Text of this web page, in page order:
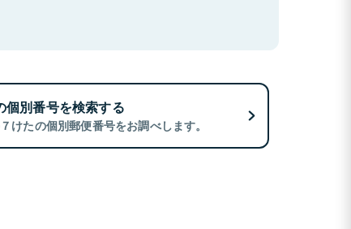
個別番号を検索する
けたの個別郵便番号をお調べします。